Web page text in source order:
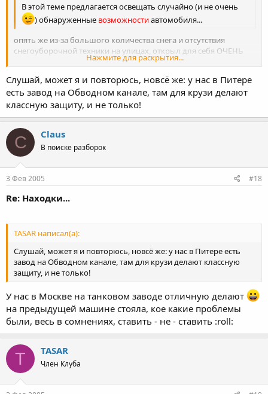
В этой теме предлагается освещать случайно (и не очень
) обнаруженные возможностиавтомобиля...
Нажмите для раскрытия...
опять же из-за большого количества снега и отсутствия
снегоуборочной техники на улицах, открыл для себя ОЧЕНЬ
хорошие внедорожные качества ПеТьки
гламное - не
тормозить!!! правда пластиковая защита моторного отсека -
гамно...ни черта не держит удары, отрывается
ссс...волочь...пришлось делать тунинх защиты ножницами по
металлу, а то по асвальту скребло, на нерву действовала
Нажмите для раскрытия...
Слушай, может я и повторюсь, новсё же: у нас в Питере
есть завод на Обводном канале, там для крузи делают
классную защиту, и не только!
C Claus
В поиске разборок
3 Фев 2005 #18
Re: Находки...
TASAR написал(а):
Слушай, может я и повторюсь, новсё же: у нас в Питере есть
завод на Обводном канале, там для крузи делают классную
защиту, и не только!
У нас в Москве на танковом заводе отличную делают
на предыдущей машине стояла, кое какие проблемы
были, весь в сомнениях, ставить - не - ставить :roll:
T TASAR
Член Клуба